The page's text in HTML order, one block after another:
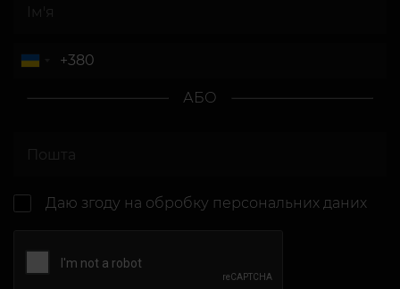
АБО
Даю згоду на обробку персональних даних